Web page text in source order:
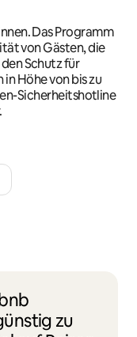
Das Programm
von Gästen, die
Schutz für
Höhe von bis zu
Sicherheitshotline
zu